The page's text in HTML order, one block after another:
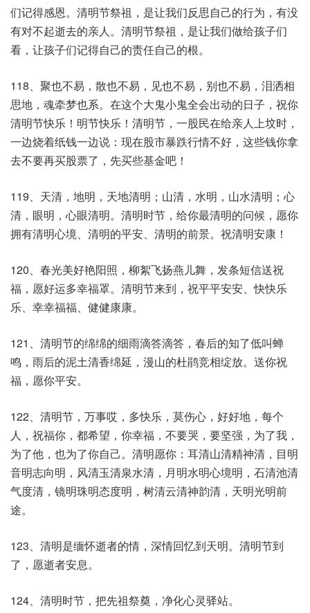
们记得感恩。清明节祭祖，是让我们反思自己的行为，有没
有对不起逝去的亲人。清明节祭祖，是让我们做给孩子们
看，让孩子们记得自己的责任自己的根。
118、聚也不易，散也不易，见也不易，别也不易，泪洒相
思地，魂牵梦也系。在这个大鬼小鬼全会出动的日子，祝你
清明节快乐！明节快乐！清明节，一股民在给亲人上坟时，
一边烧着纸钱一边说：现在股市暴跌行情不好，这些钱你拿
去不要再买股票了，先买些基金吧！
119、天清，地明，天地清明；山清，水明，山水清明；心
清，眼明，心眼清明。清明时节，给你最清明的问候，愿你
拥有清明心境、清明的平安、清明的前景。祝清明安康！
120、春光美好艳阳照，柳絮飞扬燕儿舞，发条短信送祝
福，愿好运多幸福罩。清明节来到，祝平平安安、快快乐
乐、幸幸福福、健健康康。
121、清明节的绵绵的细雨滴答滴答，春后的知了低叫蝉
鸣，雨后的泥土清香绵延，漫山的杜鹃竞相绽放。送你祝
福，愿你平安。
122、清明节，万事哎，多快乐，莫伤心，好好地，每个
人，祝福你，都希望，你幸福，不要哭，要坚强，为了我，
为了他，也为了你自己。清明愿你：耳清山清精神清，目明
音明志向明，风清玉清泉水清，月明水明心境明，石清池清
气度清，镜明珠明态度明，树清云清神韵清，天明光明前
途。
123、清明是缅怀逝者的情，深情回忆到天明。清明节到
了，愿逝者安息。
124、清明时节，把先祖祭奠，净化心灵驿站。